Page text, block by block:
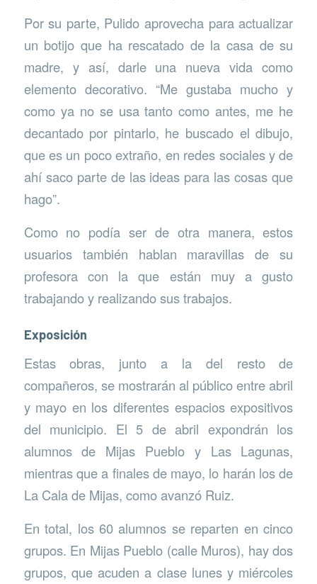
Por su parte, Pulido aprovecha para actualizar
un botijo que ha rescatado de la casa de su
madre, y así, darle una nueva vida como
elemento decorativo. “Me gustaba mucho y
como ya no se usa tanto como antes, me he
decantado por pintarlo, he buscado el dibujo,
que es un poco extraño, en redes sociales y de
ahí saco parte de las ideas para las cosas que
hago”.
Como no podía ser de otra manera, estos
usuarios también hablan maravillas de su
profesora con la que están muy a gusto
trabajando y realizando sus trabajos.
Exposición
Estas obras, junto a la del resto de
compañeros, se mostrarán al público entre abril
y mayo en los diferentes espacios expositivos
del municipio. El 5 de abril expondrán los
alumnos de Mijas Pueblo y Las Lagunas,
mientras que a finales de mayo, lo harán los de
La Cala de Mijas, como avanzó Ruiz.
En total, los 60 alumnos se reparten en cinco
grupos. En Mijas Pueblo (calle Muros), hay dos
grupos, que acuden a clase lunes y miércoles